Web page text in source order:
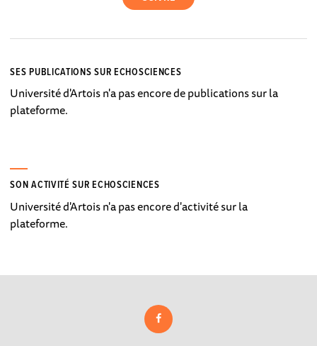
SES PUBLICATIONS SUR ECHOSCIENCES
Université d'Artois n'a pas encore de publications sur la
plateforme.
SON ACTIVITÉ SUR ECHOSCIENCES
Université d'Artois n'a pas encore d'activité sur la
plateforme.